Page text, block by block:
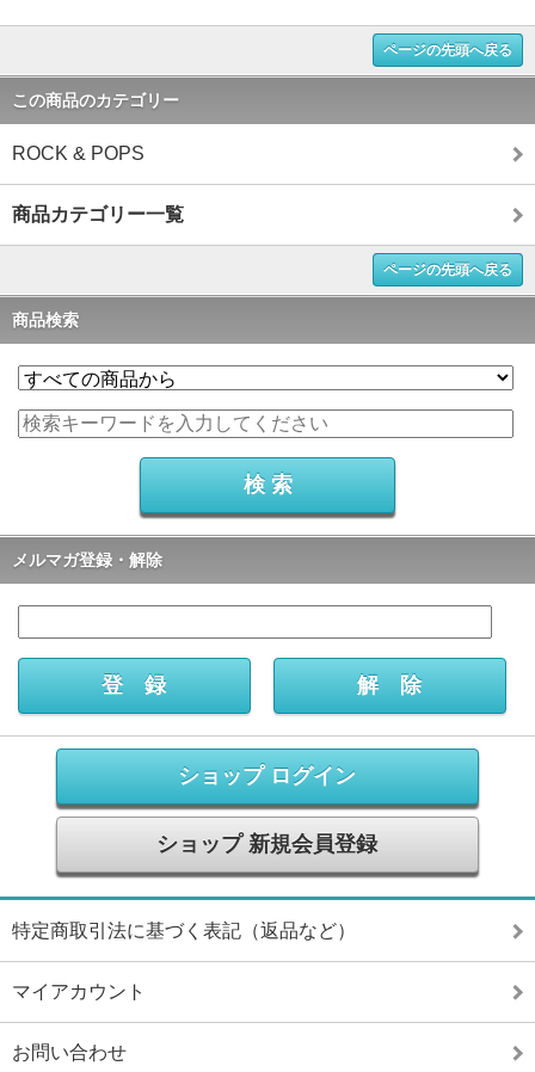
ページの先頭へ戻る
この商品のカテゴリー
ROCK & POPS
商品カテゴリー一覧
ページの先頭へ戻る
商品検索
メルマガ登録・解除
ショップ ログイン
ショップ 新規会員登録
特定商取引法に基づく表記（返品など）
マイアカウント
お問い合わせ